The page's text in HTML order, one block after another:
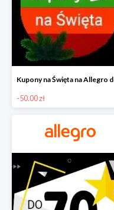
-50.00 zł